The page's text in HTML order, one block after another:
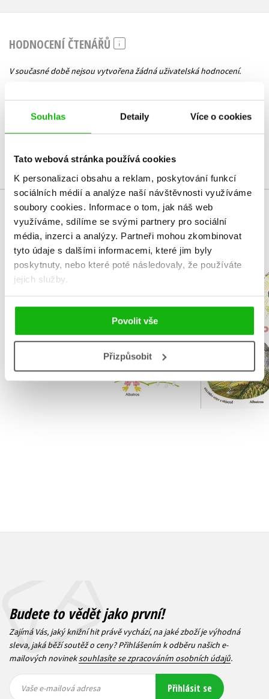
Souhlas Detaily Více o cookies
Tato webová stránka používá cookies
K personalizaci obsahu a reklam, poskytování funkcí
sociálních médií a analýze naší návštěvnosti využíváme
soubory cookies. Informace o tom, jak náš web
využíváme, sdílíme se svými partnery pro sociální
média, inzerci a analýzy. Partneři mohou zkombinovat
tyto údaje s dalšími informacemi, které jim byly
poskytnuty, nebo které poté následovaly, že používáte
jejich služby.
Povolit vše
Přizpůsobit
HODNOCENÍ ČTENÁŘŮ
V současné době nejsou vytvořena žádná uživatelská hodnocení.
Vaše hodnocení
Uživatelskou recenzi mohou vkládat pouze registrovaní uživatelé
Přihlásit
MOHLO BY VÁS TAKÉ ZAJÍMAT
Sluníčko maluje
Renata Frančíková
Do košíku
Už
Jan
,
Helena
,
Eduard
Do
Budete to vědět jako první!
Zajímá Vás, jaký knižní hit právě vychází, na jaké zboží je výhodná
sleva, jaká běží soutěž o ceny? Přihlášením k odběru našich e-
mailových novineksouhlasíte se zpracováním osobních údajů.
mailová
mailová
Vaše e-mailová adresa Přihlásit se